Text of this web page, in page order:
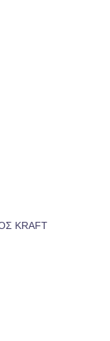
KRAFT